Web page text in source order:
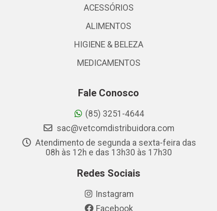
ACESSÓRIOS
ALIMENTOS
HIGIENE & BELEZA
MEDICAMENTOS
Fale Conosco
(85) 3251-4644
sac@vetcomdistribuidora.com
Atendimento de segunda a sexta-feira das
08h às 12h e das 13h30 às 17h30
Redes Sociais
Instagram
Facebook